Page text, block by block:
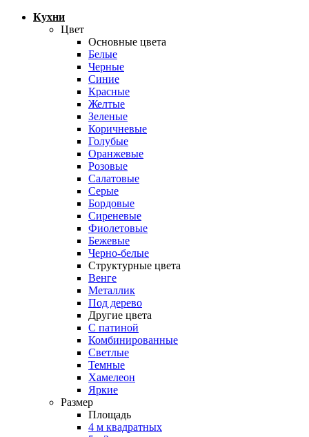
Кухни
Цвет
Основные цвета
Белые
Черные
Синие
Красные
Желтые
Зеленые
Коричневые
Голубые
Оранжевые
Розовые
Салатовые
Серые
Бордовые
Сиреневые
Фиолетовые
Бежевые
Черно-белые
Структурные цвета
Венге
Металлик
Под дерево
Другие цвета
С патиной
Комбинированные
Светлые
Темные
Хамелеон
Яркие
Размер
Площадь
4 м квадратных